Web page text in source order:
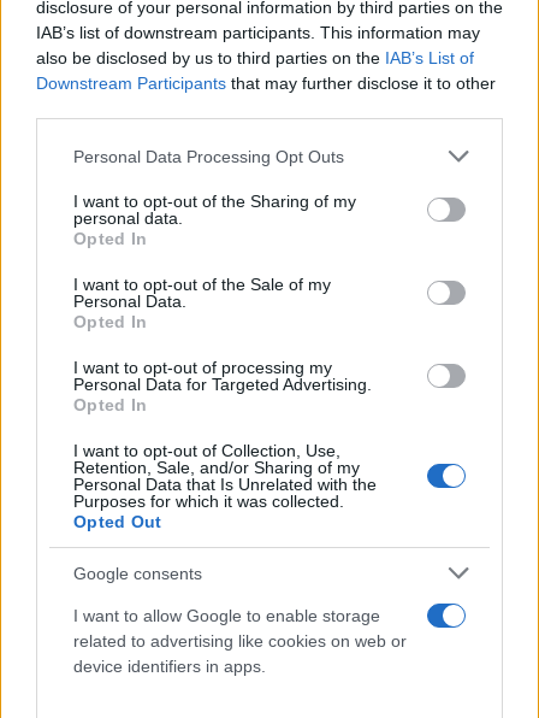
disclosure of your personal information by third parties on the
IAB’s list of downstream participants. This information may
also be disclosed by us to third parties on the IAB’s List of
Downstream Participants that may further disclose it to other
Please note that this website/app uses one or more Google
not limited to your visit or usage behaviour. You may click to
grant or deny consent to Google and its third-party tags to
use your data for below specified purposes in below Google
consent section.
Personal Data Processing Opt Outs
I want to opt-out of the Sharing of my
personal data.
Opted In
I want to opt-out of the Sale of my
Personal Data.
Opted In
I want to opt-out of processing my
Personal Data for Targeted Advertising.
Opted In
I want to opt-out of Collection, Use,
Retention, Sale, and/or Sharing of my
Personal Data that Is Unrelated with the
Purposes for which it was collected.
Opted Out
Google consents
I want to allow Google to enable storage
related to advertising like cookies on web or
device identifiers in apps.